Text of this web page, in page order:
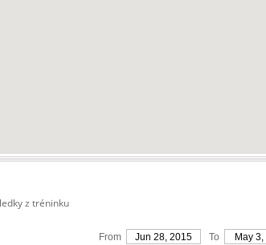
z tréninku
From Jun 28, 2015 To May